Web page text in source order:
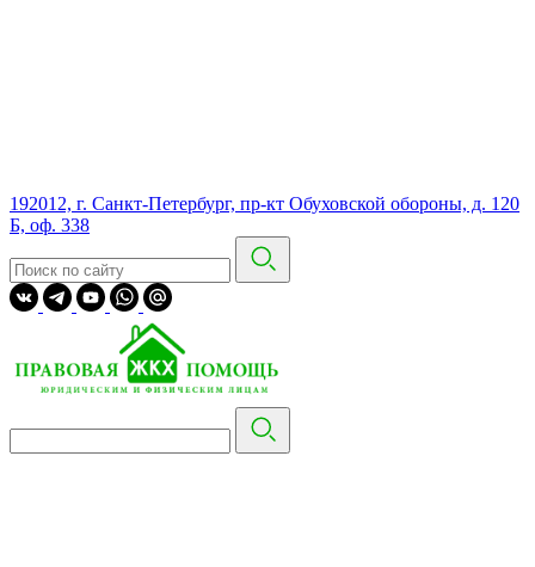
192012, г. Санкт-Петербург, пр-кт Обуховской обороны, д. 120
Б, оф. 338